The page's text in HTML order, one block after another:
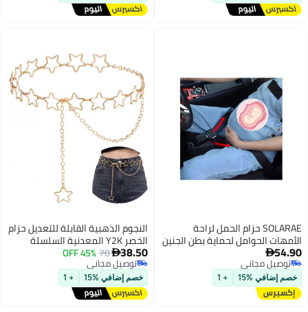
SOLARAE حزام الحمل لراحة
الأمهات الحوامل لحماية بطن الجنين
حزام ضروري للأمهات الحوامل
54.90
توصيل مجاني
توصيل مجاني
خصم إضافي %15 + 1
النجوم الذهبية القابلة للتعديل حزام
الخصر Y2K المعدنية السلسلة
الزخرفية الملحقات فساتين نساء
الجينز تنورة
38.50
70
45% OFF
توصيل مجاني
توصيل مجاني
خصم إضافي %15 + 1